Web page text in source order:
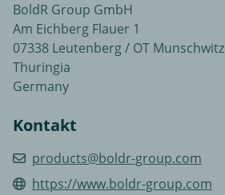
BoldR Group GmbH
Am Eichberg Flauer 1
07338 Leutenberg / OT Munschwitz
Thuringia
Germany
Kontakt
products@boldr-group.com
https://www.boldr-group.com